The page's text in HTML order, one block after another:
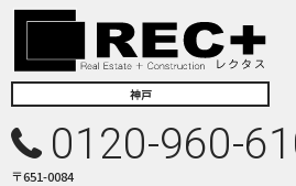
(4) お客さま情報の漏洩、紛失、改ざん等を
講じて適切な管理を行います。
(5) 保有するお客さま情報について、お客さ
除、利用停止の依頼を所定の窓口でお受けし
具体的には、以下の内容に従ってお客さま情
３．お客様の情報の利用目的
神戸
0120-960-
〒651-0084